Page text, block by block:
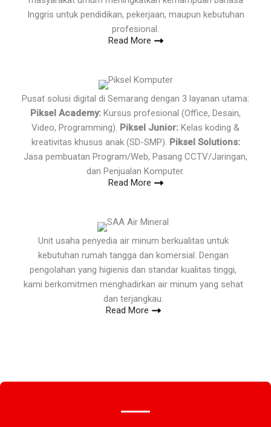
Inggris untuk pendidikan, pekerjaan, maupun kebutuhan
profesional.
Read More
Pusat solusi digital di Semarang dengan 3 layanan utama:
Piksel Academy: Kursus profesional (Office, Desain,
Video, Programming). Piksel Junior: Kelas koding &
kreativitas khusus anak (SD-SMP). Piksel Solutions:
Jasa pembuatan Program/Web, Pasang CCTV/Jaringan,
dan Penjualan Komputer.
Read More
Unit usaha penyedia air minum berkualitas untuk
kebutuhan rumah tangga dan komersial. Dengan
pengolahan yang higienis dan standar kualitas tinggi,
kami berkomitmen menghadirkan air minum yang sehat
dan terjangkau.
Read More